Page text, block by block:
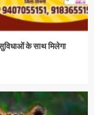
के साथ मिलेगा